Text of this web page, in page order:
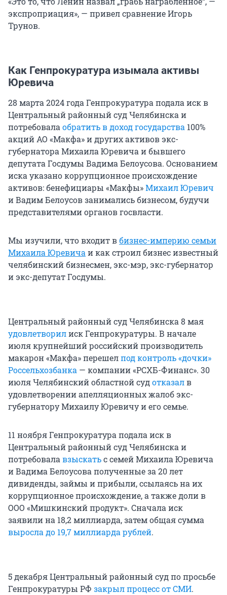
экспроприация», — привел сравнение Игорь
Трунов.
Как Генпрокуратура изымала активы
Юревича
28 марта 2024 года Генпрокуратура подала иск в
Центральный районный суд Челябинска и
потребовалаобратить в доход государства 100%
акций АО «Макфа» и других активов экс-
губернатора Михаила Юревича и бывшего
депутата Госдумы Вадима Белоусова. Основанием
иска указано коррупционное происхождение
активов: бенефициары «Макфы»Михаил Юревич
и Вадим Белоусов занимались бизнесом, будучи
представителями органов госвласти.
Мы изучили, что входит вбизнес-империю семьи
Михаила Юревичаи как строил бизнес известный
челябинский бизнесмен, экс-мэр, экс-губернатор
и экс-депутат Госдумы.
Центральный районный суд Челябинска 8 мая
удовлетворилиск Генпрокуратуры. В начале
июля крупнейший российский производитель
макарон «Макфа» перешелпод контроль «дочки»
Россельхозбанка — компании «РСХБ-Финанс». 30
июля Челябинский областной судотказалв
удовлетворении апелляционных жалоб экс-
губернатору Михаилу Юревичу и его семье.
11 ноября Генпрокуратура подала иск в
Центральный районный суд Челябинска и
потребовалавзыскатьс семей Михаила Юревича
и Вадима Белоусова полученные за 20 лет
дивиденды, займы и прибыли, ссылаясь на их
коррупционное происхождение, а также доли в
ООО «Мишкинский продукт». Сначала иск
заявили на 18,2 миллиарда, затем общая сумма
выросла до 19,7 миллиардарублей.
5 декабря Центральный районный суд по просьбе
Генпрокуратуры РФ закрыл процесс от СМИ.